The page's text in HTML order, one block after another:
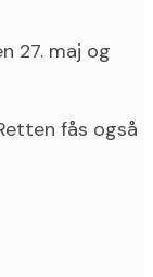
27. maj og
fås også